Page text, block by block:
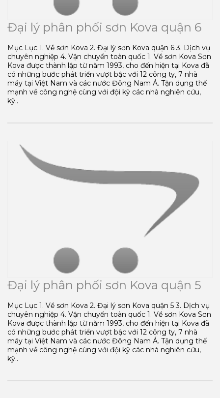
Đại lý phân phối sơn Kova quận 6
Mục Lục 1. Về sơn Kova 2. Đại lý sơn Kova quận 6 3. Dịch vụ
chuyên nghiệp 4. Vận chuyển toàn quốc 1. Về sơn Kova Sơn
Kova được thành lập từ năm 1993, cho đến hiện tại Kova đã
có những bước phát triển vượt bậc với 12 công ty, 7 nhà
máy tại Việt Nam và các nước Đông Nam Á. Tận dụng thế
mạnh về công nghệ cùng với đội kỹ các nhà nghiên cứu,
kỹ..
Đại lý phân phối sơn Kova quận 5
Mục Lục 1. Về sơn Kova 2. Đại lý sơn Kova quận 5 3. Dịch vụ
chuyên nghiệp 4. Vận chuyển toàn quốc 1. Về sơn Kova Sơn
Kova được thành lập từ năm 1993, cho đến hiện tại Kova đã
có những bước phát triển vượt bậc với 12 công ty, 7 nhà
máy tại Việt Nam và các nước Đông Nam Á. Tận dụng thế
mạnh về công nghệ cùng với đội kỹ các nhà nghiên cứu,
kỹ..